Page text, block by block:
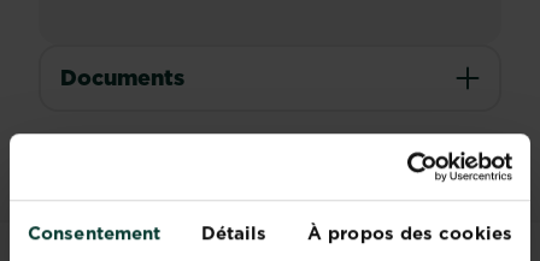
Consentement Détails À propos des cookies
Documents